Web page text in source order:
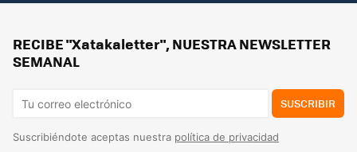
RECIBE "Xatakaletter", NUESTRA NEWSLETTER
SEMANAL
SUSCRIBIR
Suscribiéndote aceptas nuestra política de privacidad